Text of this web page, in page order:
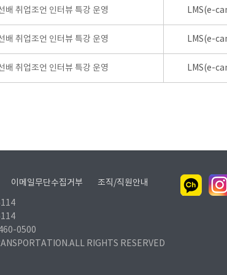
배 취업조언 인터뷰 특강 운영 LMS(e-
배 취업조언 인터뷰 특강 운영 LMS(e-
배 취업조언 인터뷰 특강 운영 LMS(e-
이메일무단수집거부 조직/직원안내
0500
RIGHTS RESERVED